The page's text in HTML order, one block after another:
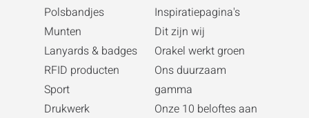
Polsbandjes
Munten
Lanyards & badges
RFID producten
Sport
Drukwerk
Inspiratiepagina's
Dit zijn wij
Orakel werkt groen
Ons duurzaam
gamma
Onze 10 beloftes aan